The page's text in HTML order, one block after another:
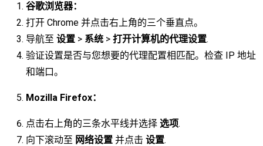
谷歌浏览器：
打开 Chrome 并点击右上角的三个垂直点。
导航至 设置 > 系统 > 打开计算机的代理设置.
验证设置是否与您想要的代理配置相匹配。检查 IP 地址
和端口。
Mozilla Firefox：
点击右上角的三条水平线并选择 选项.
向下滚动至 网络设置 并点击 设置.